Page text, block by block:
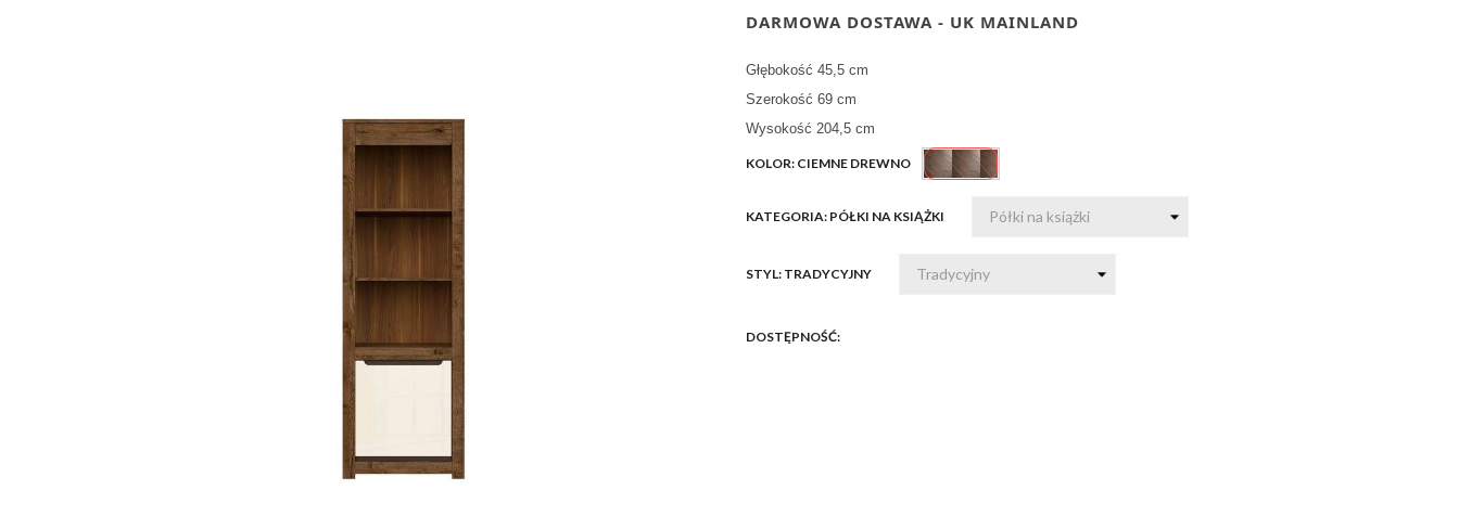
DARMOWA DOSTAWA - UK MAINLAND
Głębokość 45,5 cm
Szerokość 69 cm
Wysokość 204,5 cm
KOLOR: CIEMNE DREWNO
Ciemne
KATEGORIA: PÓŁKI NA KSIĄŻKI
STYL: TRADYCYJNY
DOSTĘPNOŚĆ: